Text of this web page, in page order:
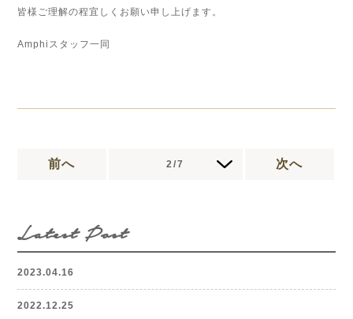
皆様ご理解の程宜しくお願い申し上げます。
Amphiスタッフ一同
前へ 2/7 次へ
Latest Post
2023.04.16
2022.12.25